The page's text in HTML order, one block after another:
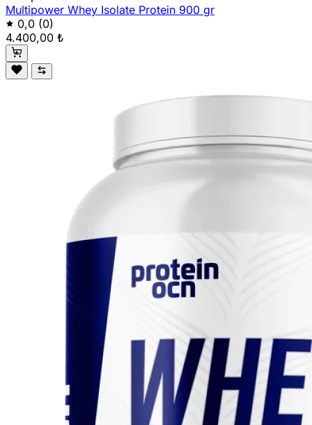
Multipower Whey Isolate Protein 900 gr
0,0 (0)
4.400,00 ₺